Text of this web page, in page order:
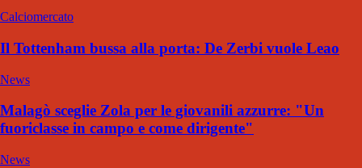
Calciomercato
Il Tottenham bussa alla porta: De Zerbi vuole Leao
News
Malagò sceglie Zola per le giovanili azzurre: "Un
fuoriclasse in campo e come dirigente"
News